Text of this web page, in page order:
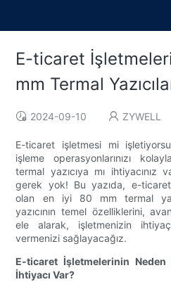
E-ticaret
mm Termal
2024-09-10 ZYWELL
E-ticaret işletmesi mi
işleme operasyonlarınızı
termal yazıcıya mı ihtiyacınız
gerek yok! Bu yazıda, e-
olan en iyi 80 mm termal
yazıcının temel özelliklerini,
ele alarak, işletmenizin
vermenizi sağlayacağız.
E-ticaret İşletmelerinin Neden
İhtiyacı Var?